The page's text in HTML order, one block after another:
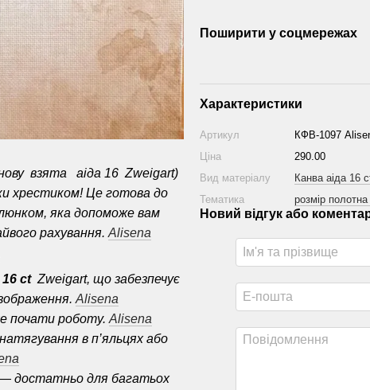
взята аіда 16 Zweigart)
хрестиком! Це готова до
яка допоможе вам
рахування. Alisena
ctZweigart, що забезпечує
Alisena
почати роботу. Alisena
в п’яльцях або
достатньо для багатьох
Поширити у соцмережах
Характеристики
Артикул
КФВ-1097
Ціна
290.00
Вид матеріалу
Канва аіда 16
Тематика
розмір
Новий відгук або